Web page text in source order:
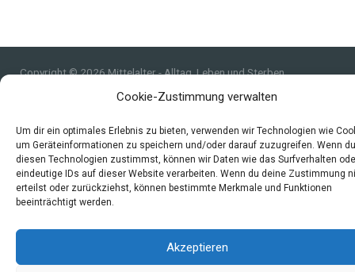
Cookie-Zustimmung verwalten
Um dir ein optimales Erlebnis zu bieten, verwenden wir Technologien wie
um Geräteinformationen zu speichern und/oder darauf zuzugreifen. Wenn du
diesen Technologien zustimmst, können wir Daten wie das Surfverhalten
eindeutige IDs auf dieser Website verarbeiten. Wenn du deine Zustimmung
erteilst oder zurückziehst, können bestimmte Merkmale und Funktionen
beeinträchtigt werden.
Akzeptieren
Copyright © 2026 Mittelalter - Alltag, Leben und Sterben
Impressum
Quellen
Index